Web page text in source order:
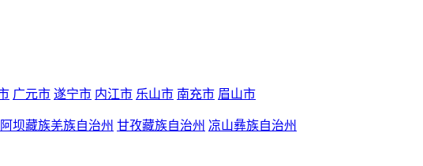
广元市 遂宁市 内江市 乐山市 南充市 眉山市
阿坝藏族羌族自治州 甘孜藏族自治州 凉山彝族自治州